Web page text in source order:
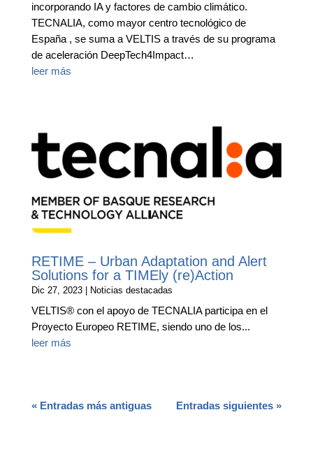
incorporando IA y factores de cambio climático.
TECNALIA, como mayor centro tecnológico de
España , se suma a VELTIS a través de su programa
de aceleración DeepTech4Impact…
leer más
RETIME – Urban Adaptation and Alert
Solutions for a TIMEly (re)Action
Dic 27, 2023| Noticias destacadas
VELTIS® con el apoyo de TECNALIA participa en el
Proyecto Europeo RETIME, siendo uno de los...
leer más
« Entradas más antiguas Entradas siguientes »